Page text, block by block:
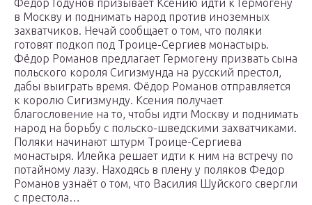
Фёдор Годунов призывает Ксению идти к Гермогену
в Москву и поднимать народ против иноземных
захватчиков. Нечай сообщает о том, что поляки
готовят подкоп под Троице-Сергиев монастырь.
Фёдор Романов предлагает Гермогену призвать сына
польского короля Сигизмунда на русский престол,
дабы выиграть время. Фёдор Романов отправляется
к королю Сигизмунду. Ксения получает
благословение на то, чтобы идти Москву и поднимать
народ на борьбу с польско-шведскими захватчиками.
Поляки начинают штурм Троице-Сергиева
монастыря. Илейка решает идти к ним на встречу по
потайному лазу. Находясь в плену у поляков Федор
Романов узнаёт о том, что Василия Шуйского свергли
с престола…